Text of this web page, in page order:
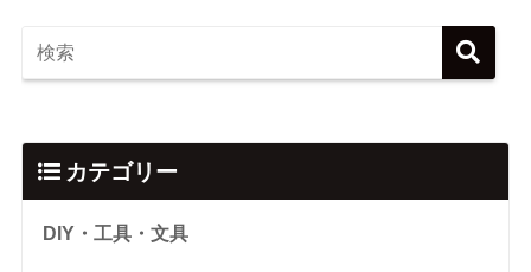
カテゴリー
DIY・工具・文具